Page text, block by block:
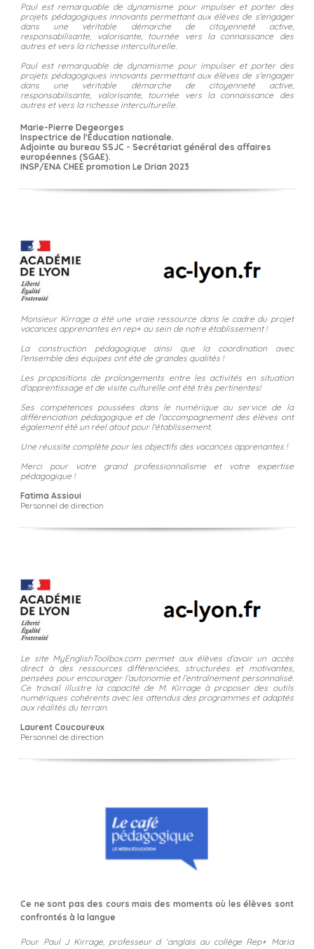
Paul est remarquable de dynamisme pour impulser et porter des
projets pédagogiques innovants permettant aux élèves de s'engager
dans une véritable démarche de citoyenneté active,
responsabilisante, valorisante, tournée vers la connaissance des
autres et vers la richesse interculturelle.
Paul est remarquable de dynamisme pour impulser et porter des
projets pédagogiques innovants permettant aux élèves de s'engager
dans une véritable démarche de citoyenneté active,
responsabilisante, valorisante, tournée vers la connaissance des
autres et vers la richesse interculturelle.
Marie-Pierre Degeorges
Inspectrice de l'Éducation nationale.
Adjointe au bureau SSJC - Secrétariat général des affaires
européennes (SGAE).
INSP/ENA CHEE promotion Le Drian 2023
Monsieur Kirrage a été une vraie ressource dans le cadre du projet
vacances apprenantes en rep+ au sein de notre établissement !
La construction pédagogique ainsi que la coordination avec
l'ensemble des équipes ont été de grandes qualités !
Les propositions de prolongements entre les activités en situation
d'apprentissage et de visite culturelle ont été très pertinentes!
Ses compétences poussées dans le numérique au service de la
différenciation pédagogique et de l'accompagnement des élèves ont
également été un réel atout pour l'établissement.
Une réussite complète pour les objectifs des vacances apprenantes !
Merci pour votre grand professionnalisme et votre expertise
pédagogique !
Fatima Assioui
Personnel de direction
Le site MyEnglishToolbox.com permet aux élèves d’avoir un accès
direct à des ressources différenciées, structurées et motivantes,
pensées pour encourager l’autonomie et l’entraînement personnalisé.
Ce travail illustre la capacité de M. Kirrage à proposer des outils
numériques cohérents avec les attendus des programmes et adaptés
aux réalités du terrain.
Laurent Coucoureux
Personnel de direction
Ce ne sont pas des cours mais des moments où les élèves sont
confrontés à la langue
Pour Paul J Kirrage, professeur d ‘anglais au collège Rep+ Maria